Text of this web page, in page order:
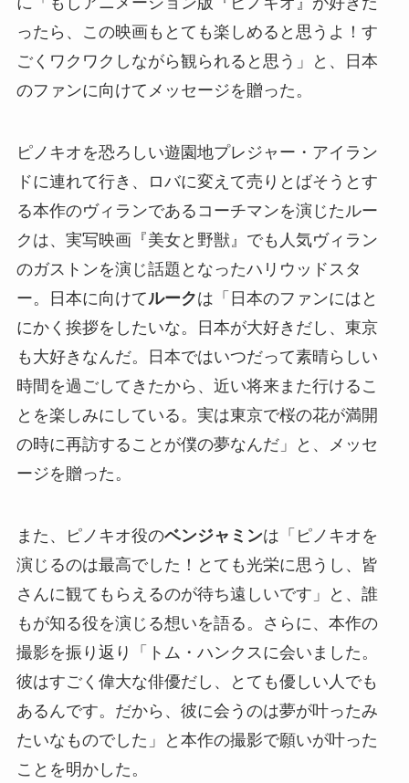
ったら、この映画もとても楽しめると思うよ！す
ごくワクワクしながら観られると思う」と、日本
のファンに向けてメッセージを贈った。
ピノキオを恐ろしい遊園地プレジャー・アイラン
ドに連れて行き、ロバに変えて売りとばそうとす
る本作のヴィランであるコーチマンを演じたルー
クは、実写映画『美女と野獣』でも人気ヴィラン
のガストンを演じ話題となったハリウッドスタ
ー。日本に向けてルークは「日本のファンにはと
にかく挨拶をしたいな。日本が大好きだし、東京
も大好きなんだ。日本ではいつだって素晴らしい
時間を過ごしてきたから、近い将来また行けるこ
とを楽しみにしている。実は東京で桜の花が満開
の時に再訪することが僕の夢なんだ」と、メッセ
ージを贈った。
また、ピノキオ役のベンジャミンは「ピノキオを
演じるのは最高でした！とても光栄に思うし、皆
さんに観てもらえるのが待ち遠しいです」と、誰
もが知る役を演じる想いを語る。さらに、本作の
撮影を振り返り「トム・ハンクスに会いました。
彼はすごく偉大な俳優だし、とても優しい人でも
あるんです。だから、彼に会うのは夢が叶ったみ
たいなものでした」と本作の撮影で願いが叶った
ことを明かした。